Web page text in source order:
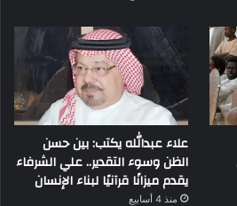
علاء عبدالله يكتب: بين حسن
الظن وسوء التقدير.. علي الشرفاء
يقدم ميزانًا قرآنيًا لبناء الإنسان
منذ 4 أسابيع